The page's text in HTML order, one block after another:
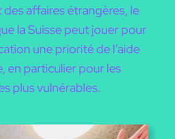
affaires étrangères, le
la Suisse peut jouer pour
une priorité de l’aide
en particulier pour les
plus vulnérables.